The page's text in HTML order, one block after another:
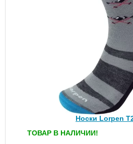
Носки Lorpen
ТОВАР В НАЛИЧИИ!